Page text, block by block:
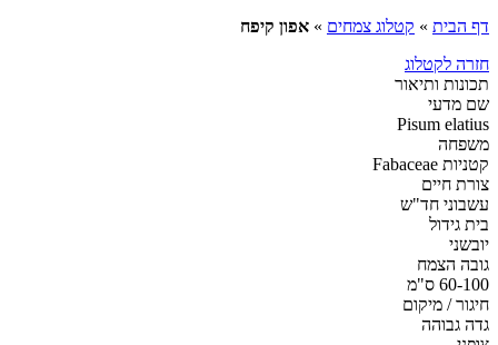
דף הבית » קטלוג צמחים » אפון קיפח
חזרה לקטלוג
תכונות ותיאור
שם מדעי
Pisum elatius
משפחה
קטניות Fabaceae
צורת חיים
עשבוני חד"ש
בית גידול
יובשני
גובה הצמח
60-100 ס"מ
חיגור / מיקום
גדה גבוהה